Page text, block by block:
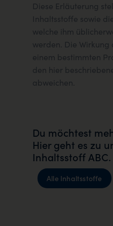
Diese Erläuterung
Inhaltsstoffe sowie
welche ihm
werden. Die Wirkung
einem bestimmten
den hier
abweichen.
Du möchtest
Hier geht es zu
Inhaltsstoff ABC.
Alle Inhaltsstoffe